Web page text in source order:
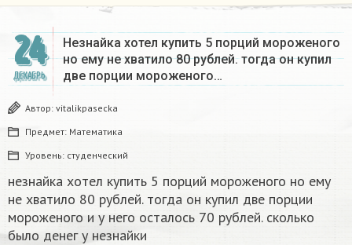
24
ДЕКАБРЬ
Незнайка хотел купить 5 порций мороженого
но ему не хватило 80 рублей. тогда он купил
две порции мороженого…
Автор: vitalikpasecka
Предмет: Математика
Уровень: студенческий
незнайка хотел купить 5 порций мороженого но ему
не хватило 80 рублей. тогда он купил две порции
мороженого и у него осталось 70 рублей. сколько
было денег у незнайки